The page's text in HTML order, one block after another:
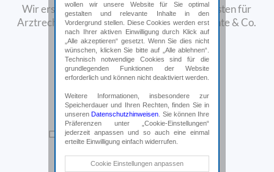
Wir ersetzen Ihnen schnellstmöglich Ihre Kosten für
Arztrechnungen, Physiotherapie, Medikamente & Co.
wollen wir unsere Website für Sie optimal
gestalten und relevante Inhalte in den
Vordergrund stellen. Diese Cookies werden erst
nach Ihrer aktiven Einwilligung durch Klick auf
„Alle akzeptieren“ gesetzt. Wenn Sie dies nicht
wünschen, klicken Sie bitte auf „Alle ablehnen“.
Technisch notwendige Cookies sind für die
grundlegenden Funktionen der Website
erforderlich und können nicht deaktiviert werden.
Weitere Informationen, insbesondere zur
Speicherdauer und Ihren Rechten, finden Sie in
unserenDatenschutzhinweisen . Sie können Ihre
Präferenzen unter „Cookie-Einstellungen“
jederzeit anpassen und so auch eine einmal
erteilte Einwilligung einfach widerrufen.
Technische Cookies
Cookie Einstellungen anpassen